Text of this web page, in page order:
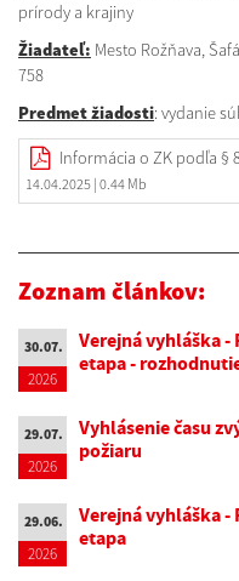
prírody a krajiny
Žiadateľ: Mesto Rožňava,
758
Predmet žiadosti: vydanie
Informácia o ZK podľa §
14.04.2025 | 0.44 Mb
Zoznam článkov:
30.07.
2026
Verejná vyhláška
etapa -
29.07.
2026
Vyhlásenie času
požiaru
29.06.
2026
Verejná vyhláška
etapa